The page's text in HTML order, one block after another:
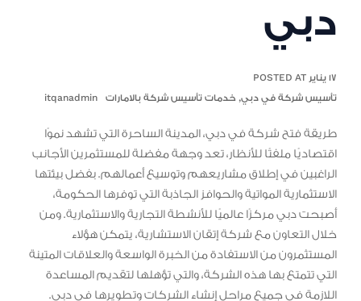
دبي
١٧ يناير POSTED AT
تأسيس شركة في دبي, خدمات تأسيس شركة بالامارات itqanadmin
طريقة فتح شركة في دبي، المدينة الساحرة التي تشهد نموًا
اقتصاديًا ملفتًا للأنظار، تعد وجهة مفضلة للمستثمرين الأجانب
الراغبين في إطلاق مشاريعهم وتوسيع أعمالهم. بفضل بيئتها
الاستثمارية المواتية والحوافز الجاذبة التي توفرها الحكومة،
أصبحت دبي مركزًا عالميًا للأنشطة التجارية والاستثمارية. ومن
خلال التعاون مع شركة إتقان الاستشارية، يتمكن هؤلاء
المستثمرون من الاستفادة من الخبرة الواسعة والعلاقات المتينة
التي تتمتع بها هذه الشركة، والتي تؤهلها لتقديم المساعدة
اللازمة في جميع مراحل إنشاء الشركات وتطويرها في دبي.